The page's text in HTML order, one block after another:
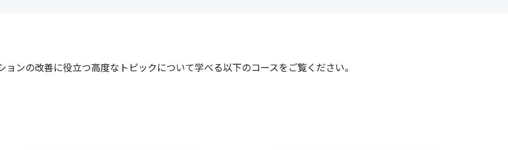
ンの改善に役立つ高度なトピックについて学べる以下のコースをご覧ください。